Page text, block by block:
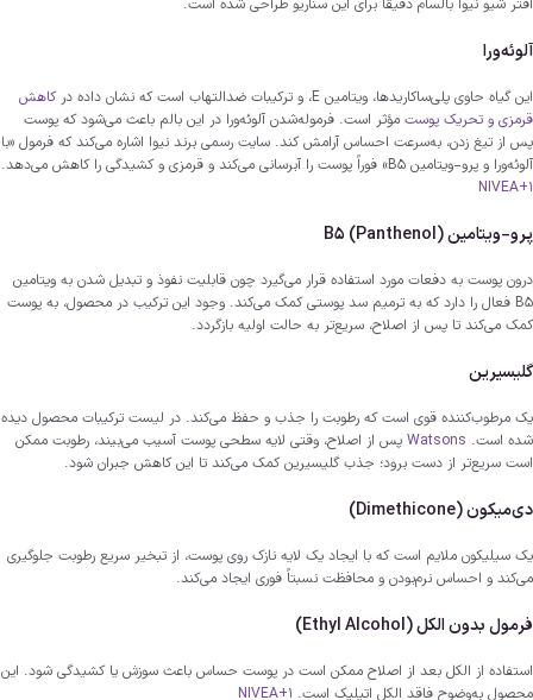
افتر شیو نیوا بالسام دقیقاً برای این سناریو طراحی شده است.
آلوئه‌ورا
این گیاه حاوی پلی‌ساکاریدها، ویتامین E، و ترکیبات ضدالتهاب است که نشان داده در
کاهش
قرمزی و تحریک پوست مؤثر است. فرموله‌شدن آلوئه‌ورا در این بالم باعث می‌شود که پوست
پس از تیغ زدن، به‌سرعت احساس آرامش کند. سایت رسمی برند نیوا اشاره می‌کند که فرمول «با
آلوئه‌ورا و پرو-ویتامین B5» فوراً پوست را آبرسانی می‌کند و قرمزی و کشیدگی را کاهش می‌دهد.
NIVEA+1
پرو-ویتامین B5 (Panthenol)
درون پوست به دفعات مورد استفاده قرار می‌گیرد چون قابلیت نفوذ و تبدیل شدن به ویتامین
B5 فعال را دارد که به ترمیم سد پوستی کمک می‌کند. وجود این ترکیب در محصول، به پوست
کمک می‌کند تا پس از اصلاح، سریع‌تر به حالت اولیه بازگردد.
گلیسیرین
یک مرطوب‌کننده قوی است که رطوبت را جذب و حفظ می‌کند. در لیست ترکیبات محصول دیده
شده است. Watsons پس از اصلاح، وقتی لایه سطحی پوست آسیب می‌بیند، رطوبت ممکن
است سریع‌تر از دست برود؛ جذب گلیسیرین کمک می‌کند تا این کاهش جبران شود.
دی‌میکون (Dimethicone)
یک سیلیکون ملایم است که با ایجاد یک لایه نازک روی پوست، از تبخیر سریع رطوبت جلوگیری
می‌کند و احساس نرم‌بودن و محافظت نسبتاً فوری ایجاد می‌کند.
فرمول بدون الکل (Ethyl Alcohol)
استفاده از الکل بعد از اصلاح ممکن است در پوست حساس باعث سوزش یا کشیدگی شود. این
محصول به‌وضوح فاقد الکل اتیلیک است.
NIVEA+1